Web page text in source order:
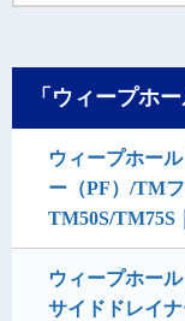
「ウィープホ
ウィープホー
ー（PF）/TM
TM50S/TM75S
ウィープホー
サイドドレイ